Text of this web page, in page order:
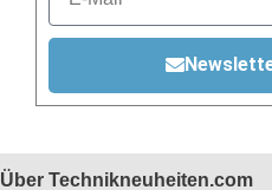
Über Technikneuheiten.com